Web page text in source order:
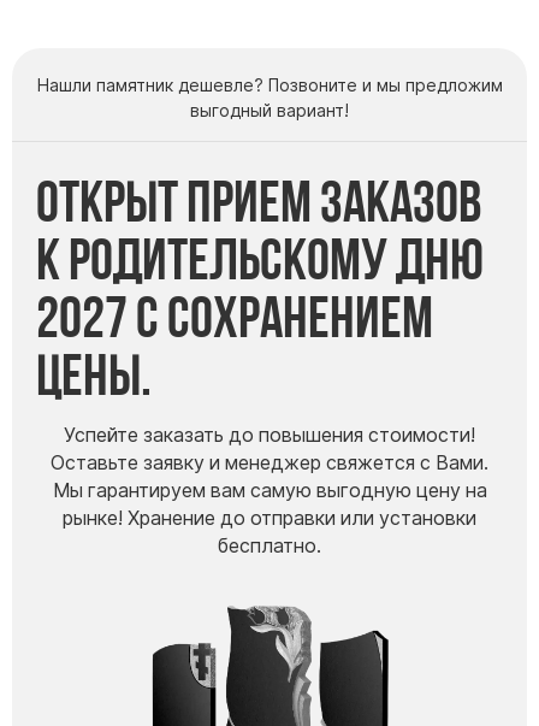
Нашли памятник дешевле? Позвоните и мы предложим
выгодный вариант!
Открыт прием заказов
к Родительскому дню
2027 с сохранением
цены.
Успейте заказать до повышения стоимости!
Оставьте заявку и менеджер свяжется с Вами.
Мы гарантируем вам самую выгодную цену на
рынке! Хранение до отправки или установки
бесплатно.